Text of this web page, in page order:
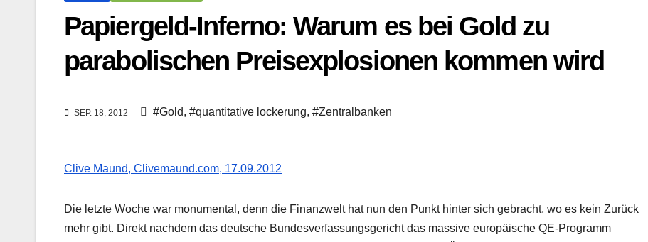
Papiergeld-Inferno: Warum es bei Gold zu
parabolischen Preisexplosionen kommen wird
SEP. 18, 2012 #Gold, #quantitative lockerung, #Zentralbanken
Clive Maund, Clivemaund.com, 17.09.2012
Die letzte Woche war monumental, denn die Finanzwelt hat nun den Punkt hinter sich gebracht, wo es kein Zurück
mehr gibt. Direkt nachdem das deutsche Bundesverfassungsgericht das massive europäische QE-Programm